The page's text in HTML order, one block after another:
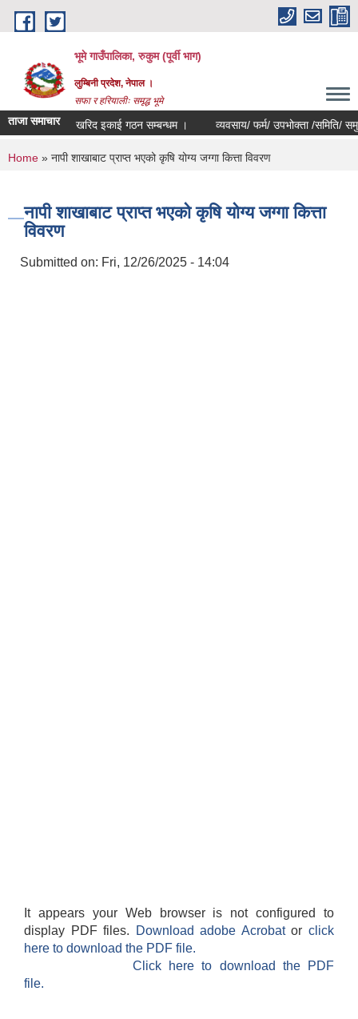
Skip to main content
भूमे गाउँपालिका, रुकुम (पूर्वी भाग)
लुम्बिनी प्रदेश, नेपाल ।
सफा र हरियालीः समृद्ध भूमे
ताजा समाचारखरिद इकाई गठन सम्बन्धम । व्यवसाय/ फर्म/ उपभोक्ता /समिति/ समुह/
You are here
Home » नापी शाखाबाट प्राप्त भएको कृषि योग्य जग्गा कित्ता विवरण
नापी शाखाबाट प्राप्त भएको कृषि योग्य जग्गा कित्ता
विवरण
Submitted on: Fri, 12/26/2025 - 14:04
It appears your Web browser is not configured to
display PDF files.
Download adobe Acrobatorclick
here to download the PDF file.
Click here to download the PDF
file.